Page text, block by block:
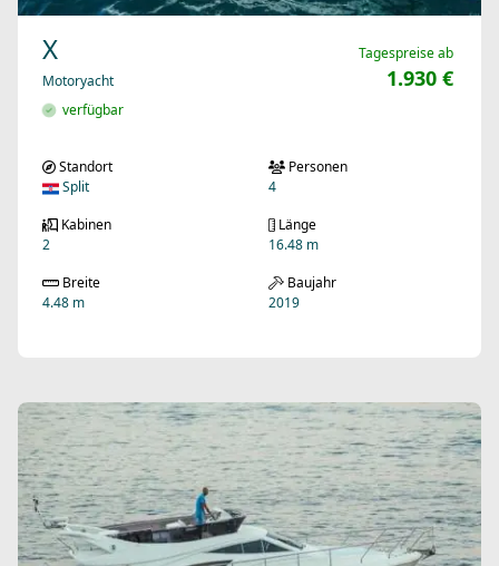
X
Motoryacht
verfügbar
Tagespreise ab
1.930 €
Standort
Split
Personen
4
Kabinen
2
Länge
16.48 m
Breite
4.48 m
Baujahr
2019